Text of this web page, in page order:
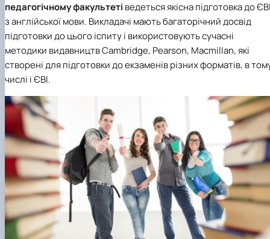
педагогічному факультеті ведеться якісна підготовка до
з англійської мови. Викладачі мають багаторічний досвід
підготовки до цього іспиту і використовують сучасні
методики видавництв Cambridge, Pearson, Macmillan, які
створені для підготовки до екзаменів різних форматів, в
числі і ЄВІ.